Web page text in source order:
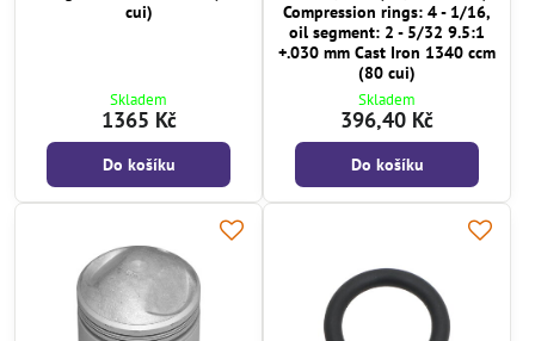
cui)
Skladem
1365 Kč
Do košíku
Compression rings: 4 - 1/16,
oil segment: 2 - 5/32 9.5:1
+.030 mm Cast Iron 1340 ccm
(80 cui)
Skladem
396,40 Kč
Do košíku